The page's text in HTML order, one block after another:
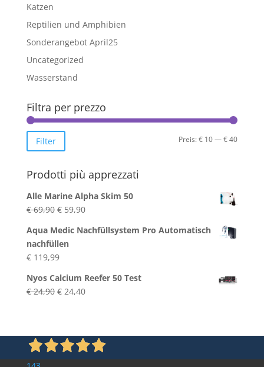
Katzen
Reptilien und Amphibien
Sonderangebot April25
Uncategorized
Wasserstand
Filtra per prezzo
Min.
Max.
Filter Preis:€ 10—€ 40
Prodotti più apprezzati
Alle Marine Alpha Skim 50
€69,90 Ursprünglicher
war:
€ 69,90
€59,90Aktueller
ist:
Aqua Medic Nachfüllsystem Pro Automatisch
nachfüllen
€119,99
Nyos Calcium Reefer 50 Test
€24,90 Ursprünglicher
€24,40Aktueller